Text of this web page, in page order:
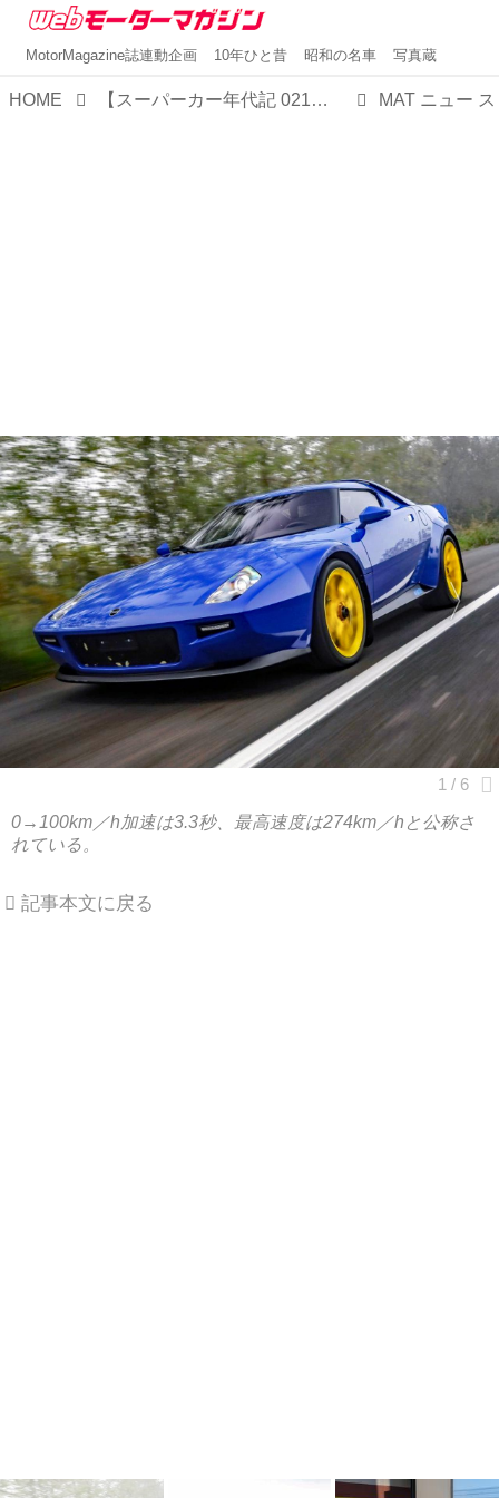
MotorMagazine誌連動企画 10年ひと昔 昭和の名車 写真蔵
HOME 【スーパーカー年代記 021】40年以上の時を超えて、ストラトスが25台限定で現代に甦った MAT ニュー
0→100km／h加速は3.3秒、最高速度は274km／hと公称さ
れている。
記事本文に戻る